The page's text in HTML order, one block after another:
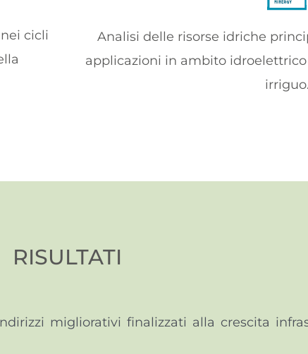
cicli
Analisi delle risorse idriche
applicazioni in ambito
irriguo.
RISULTATI
migliorativi finalizzati alla crescita